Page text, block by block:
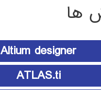
ها
Altium designer
ATLAS.ti